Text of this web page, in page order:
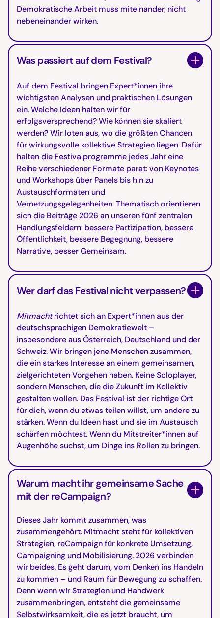
Demokratische Arbeit muss miteinander, nicht
nebeneinander wirken.
Was passiert auf dem Festival?
Auf dem Festival bringen Expert*innen ihre
wichtigsten Analysen und praktischen Lösungen
ein. Welche Ideen halten wir für
erfolgsversprechend? Wie können sie skaliert
werden? Wir loten aus, wo die größten Chancen
für wirkungsvolle kollektive Strategien liegen. Dafür
halten die Festivalprogramme jedes Jahr eine
Reihe verschiedener Formate parat: von Keynotes
und Workshops über Panels bis hin zu
Austauschformaten und
Vernetzungsgelegenheiten. Thematisch orientieren
sich die Beiträge 2026 an unseren fünf zentralen
Handlungsfeldern: bessere Partizipation, bessere
Öffentlichkeit, bessere Begegnung, bessere
Narrative, besser Gemeinsam.
Wer darf das Festival nicht verpassen?
Mitmachtrichtet sich an Expert*innen aus der
deutschsprachigen Demokratiewelt –
insbesondere aus Österreich, Deutschland und der
Schweiz. Wir bringen jene Menschen zusammen,
die ein starkes Interesse an einem gemeinsamen,
zielgerichteten Vorgehen haben. Keine Soloplayer,
sondern Menschen, die die Zukunft im Kollektiv
gestalten wollen. Das Festival ist der richtige Ort
für dich, wenn du etwas teilen willst, um andere zu
stärken. Wenn du Ideen hast und sie im Austausch
schärfen möchtest. Wenn du Mitstreiter*innen auf
Augenhöhe suchst, um Dinge ins Rollen zu bringen.
Warum macht ihr gemeinsame Sache
mit der reCampaign?
Dieses Jahr kommt zusammen, was
zusammengehört. Mitmacht steht für kollektiven
Strategien, reCampaign für konkrete Umsetzung,
Campaigning und Mobilisierung. 2026 verbinden
wir beides. Es geht darum, vom Denken ins Handeln
zu kommen – und Raum für Bewegung zu schaffen.
Denn wenn wir Strategien und Handwerk
zusammenbringen, entsteht die gemeinsame
Selbstwirksamkeit, die es jetzt braucht, um